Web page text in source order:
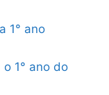
1° ano
1° ano do